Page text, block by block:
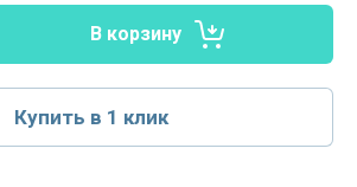
В корзину
Купить в 1 клик